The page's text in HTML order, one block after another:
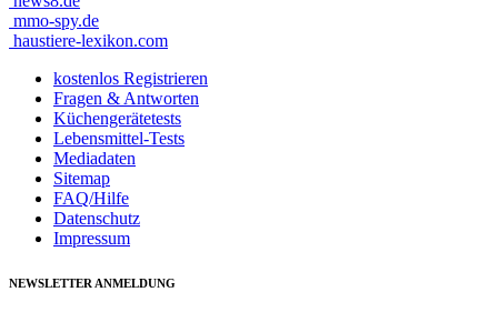
mmo-spy.de
haustiere-lexikon.com
kostenlos Registrieren
Fragen & Antworten
Küchengerätetests
Lebensmittel-Tests
Mediadaten
Sitemap
FAQ/Hilfe
Datenschutz
Impressum
NEWSLETTER ANMELDUNG